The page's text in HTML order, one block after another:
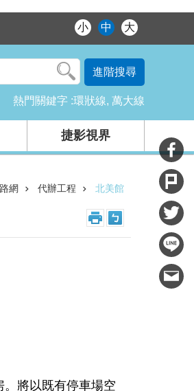
小 中 大
進階搜尋
熱門關鍵字 環狀線 萬大線
捷影視界
網 代辦工程 北美館
將以既有停車場空